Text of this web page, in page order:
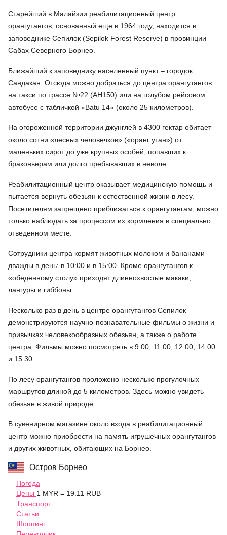
Старейший в Малайзии реабилитационный центр
орангутангов, основанный еще в 1964 году, находится в
заповеднике Сепилок (Sepilok Forest Reserve) в провинции
Сабах Северного Борнео.
Ближайший к заповеднику населенный пункт – городок
Сандакан. Отсюда можно добраться до центра орангутангов
на такси по трассе №22 (АН150) или на голубом рейсовом
автобусе с табличкой «Batu 14» (около 25 километров).
На огороженной территории джунглей в 4300 гектар обитает
около сотни «лесных человечков» («оранг утан») от
маленьких сирот до уже крупных особей, попавших к
браконьерам или долго пребывавших в неволе.
Реабилитационный центр оказывает медицинскую помощь и
пытается вернуть обезьян к естественной жизни в лесу.
Посетителям запрещено приближаться к орангутангам, можно
только наблюдать за процессом их кормления в специально
отведенном месте.
Сотрудники центра кормят животных молоком и бананами
дважды в день: в 10:00 и в 15:00. Кроме орангутангов к
«обеденному столу» приходят длиннохвостые макаки,
лангуры и гиббоны.
Несколько раз в день в центре орангутангов Сепилок
демонстрируются научно-познавательные фильмы о жизни и
привычках человекообразных обезьян, а также о работе
центра. Фильмы можно посмотреть в 9:00, 11:00, 12:00, 14:00
и 15:30.
По лесу орангутангов проложено несколько прогулочных
маршрутов длиной до 5 километров. Здесь можно увидеть
обезьян в живой природе.
В сувенирном магазине около входа в реабилитационный
центр можно приобрести на память игрушечных орангутангов
и других животных, обитающих на Борнео.
Остров Борнео
Погода
Цены 1 MYR = 19.11 RUB
Транспорт
Статьи
Шоппинг